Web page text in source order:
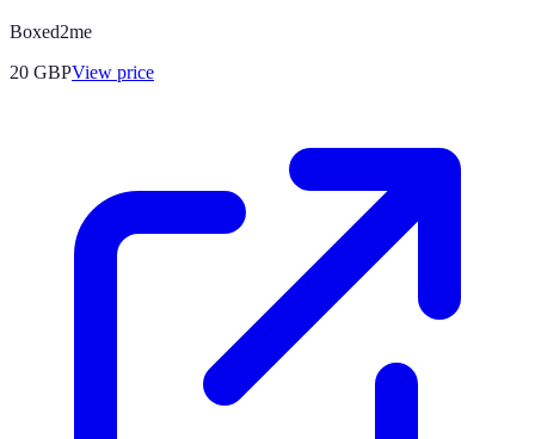
Boxed2me
20 GBPView price